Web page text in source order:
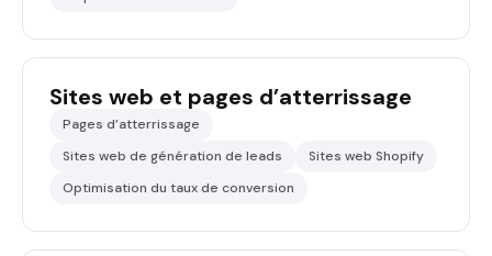
Sites web et pages d’atterrissage
Pages d’atterrissage
Sites web de génération de leads
Sites web Shopify
Optimisation du taux de conversion